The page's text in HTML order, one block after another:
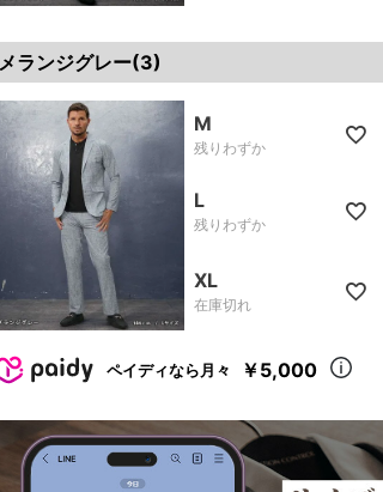
メランジグレー(3)
M
残りわずか
L
残りわずか
XL
在庫切れ
ペイディなら月々 ￥5,000